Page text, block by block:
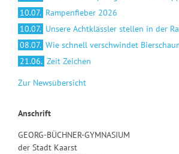
10.07. Rampenfieber 2026
10.07. Unsere Achtklässler stellen in der
08.07. Wie schnell verschwindet
21.06. Zeit Zeichen
Zur Newsübersicht
Anschrift
GEORG-BÜCHNER-GYMNASIUM
der Stadt Kaarst